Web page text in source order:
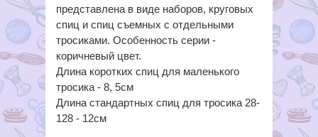
представлена в виде наборов, круговых
спиц и спиц съемных с отдельными
тросиками. Особенность серии -
коричневый цвет.
Длина коротких спиц для маленького
тросика - 8, 5см
Длина стандартных спиц для тросика 28-
128 - 12см